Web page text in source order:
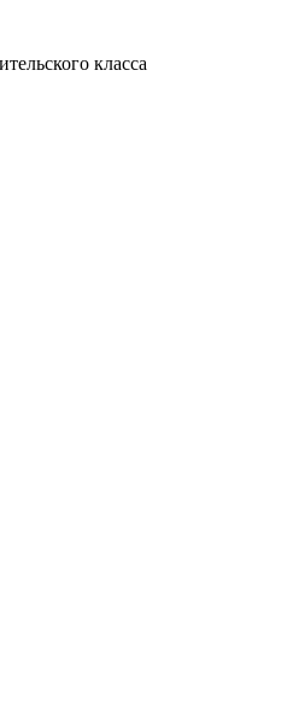
класса